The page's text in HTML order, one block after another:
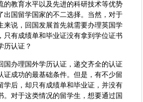
的教育水平以及先进的科研技术等优势
出国留学国家的不二选择。当然，对于
来说，回国发展首先就需要办理英国学
只有成绩单和毕业证没有拿到学位证书
历认证？
国办理国外学历认证，递交齐全的认证
证成功的最基础条件。但是，有不少留
学后，却只有成绩单和毕业证，并没有
。对于这类情况的留学生，想要通过国